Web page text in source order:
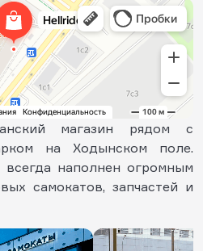
магазин рядом с
на Ходынском поле.
наполнен огромным
самокатов, запчастей и